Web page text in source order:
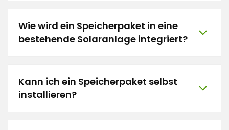
Wie wird ein Speicherpaket in eine
bestehende Solaranlage integriert?
Kann ich ein Speicherpaket selbst
installieren?